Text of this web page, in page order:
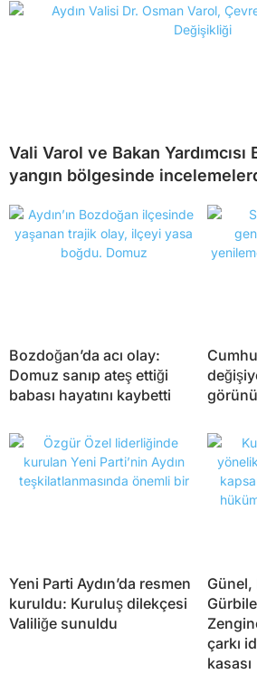
Vali Varol ve Bakan Yardımcısı
yangın bölgesinde
Bozdoğan’da acı olay:
Domuz sanıp ateş ettiği
babası hayatını kaybetti
Yeni Parti Aydın’da resmen
kuruldu: Kuruluş dilekçesi
Valiliğe sunuldu
Günel,
çarkı
kasası